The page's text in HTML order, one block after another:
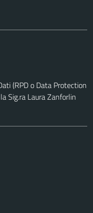
(RPD o Data Protection
Sig.ra Laura Zanforlin